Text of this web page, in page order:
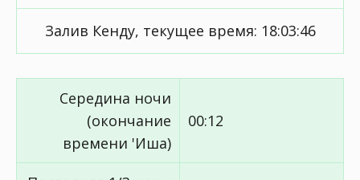
Залив Кенду, текущее время: 18:03:46
Середина ночи
(окончание
времени 'Иша)
00:12